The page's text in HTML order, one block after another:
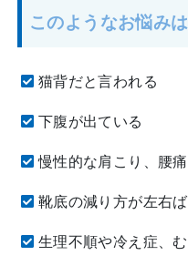
このようなお悩み
猫背だと言われる
下腹が出ている
慢性的な肩こり、腰
靴底の減り方が左右
生理不順や冷え症、